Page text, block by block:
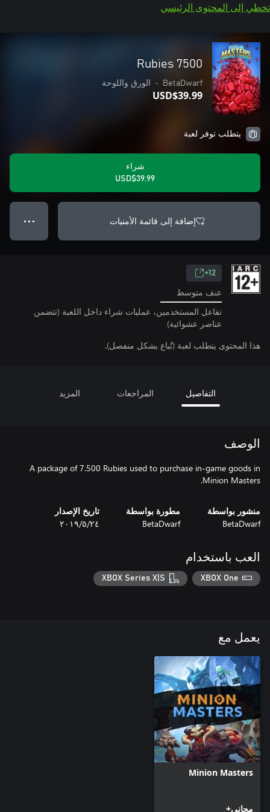
تخطي إلى المحتوى الرئيسي
7500 Rubies
BetaDwarf
• الورق واللوحة
USD$39.99
يتطلب توفر لعبة
شراء
USD$39.99
إضافة إلى قائمة الأمنيات ● ● ●
12+
عنف متوسط
تفاعل المستخدمين، عمليات شراء داخل اللعبة (تتضمن
عناصر عشوائية)
هذا المحتوى يتطلب لعبة (تُباع بشكل منفصل).
التفاصيل المراجعات المزيد
الوصف
A package of 7.500 Rubies used to purchase in-game goods in
Minion Masters.
منشور بواسطة
BetaDwarf
مطورة بواسطة
BetaDwarf
تاريخ الإصدار
٢٤‏/٥‏/٢٠١٩
العب باستخدام
XBOX One
XBOX Series X|S
يعمل مع
Minion Masters
مجاني+